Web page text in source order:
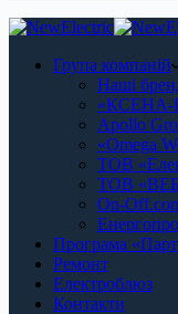
Група компаній
Наші
«КСЕНА-
Apollo
«Omega
ТОВ
ТОВ «ВЕБ
On-
Програма
Ремонт
Електроблюз
Контакти